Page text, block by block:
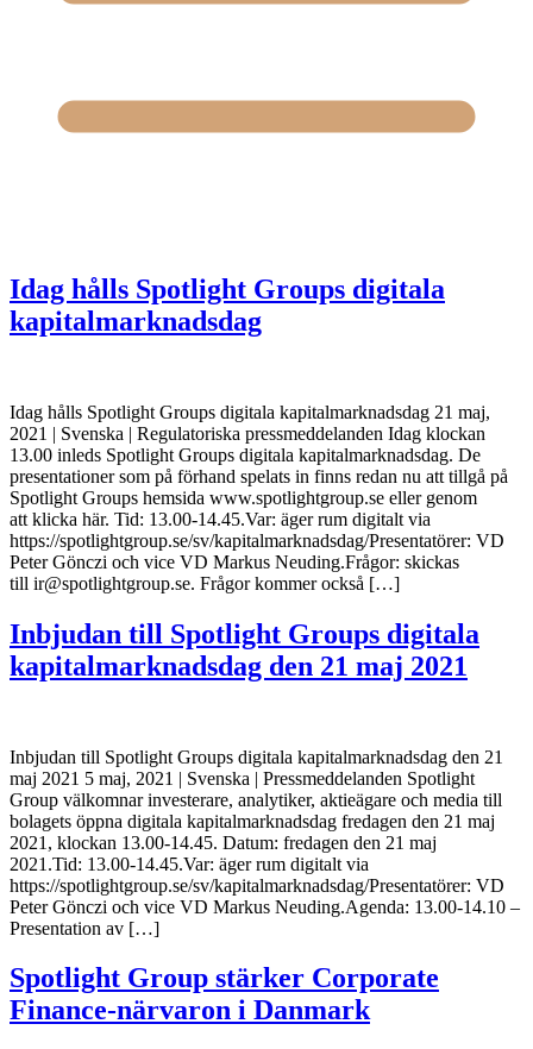
Idag hålls Spotlight Groups digitala
kapitalmarknadsdag
Idag hålls Spotlight Groups digitala kapitalmarknadsdag 21 maj,
2021 | Svenska | Regulatoriska pressmeddelanden Idag klockan
13.00 inleds Spotlight Groups digitala kapitalmarknadsdag. De
presentationer som på förhand spelats in finns redan nu att tillgå på
Spotlight Groups hemsida www.spotlightgroup.se eller genom
att klicka här. Tid: 13.00-14.45.Var: äger rum digitalt via
https://spotlightgroup.se/sv/kapitalmarknadsdag/Presentatörer: VD
Peter Gönczi och vice VD Markus Neuding.Frågor: skickas
till ir@spotlightgroup.se. Frågor kommer också […]
Inbjudan till Spotlight Groups digitala
kapital­marknadsdag den 21 maj 2021
Inbjudan till Spotlight Groups digitala kapital­marknadsdag den 21
maj 2021 5 maj, 2021 | Svenska | Pressmeddelanden Spotlight
Group välkomnar investerare, analytiker, aktieägare och media till
bolagets öppna digitala kapitalmarknadsdag fredagen den 21 maj
2021, klockan 13.00-14.45. Datum: fredagen den 21 maj
2021.Tid: 13.00-14.45.Var: äger rum digitalt via
https://spotlightgroup.se/sv/kapitalmarknadsdag/Presentatörer: VD
Peter Gönczi och vice VD Markus Neuding.Agenda: 13.00-14.10 –
Presentation av […]
Spotlight Group stärker Corporate
Finance-närvaron i Danmark